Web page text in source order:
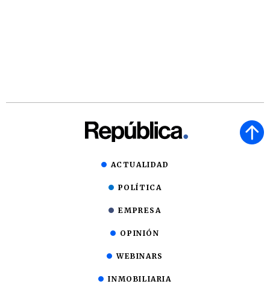
ACTUALIDAD
POLÍTICA
EMPRESA
OPINIÓN
WEBINARS
INMOBILIARIA